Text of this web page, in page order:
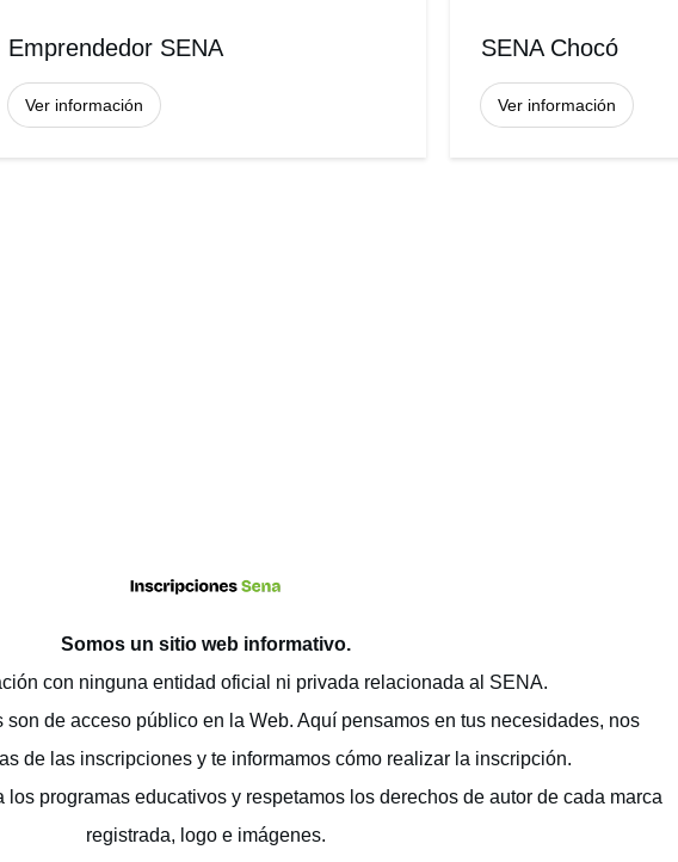
Emprendedor SENA
Ver información
SENA Chocó
Ver información
Somos un sitio web informativo.
con ninguna entidad oficial ni privada relacionada al SENA.
son de acceso público en la Web. Aquí pensamos en tus necesidades, nos
de las inscripciones y te informamos cómo realizar la inscripción.
los programas educativos y respetamos los derechos de autor de cada marca
registrada, logo e imágenes.